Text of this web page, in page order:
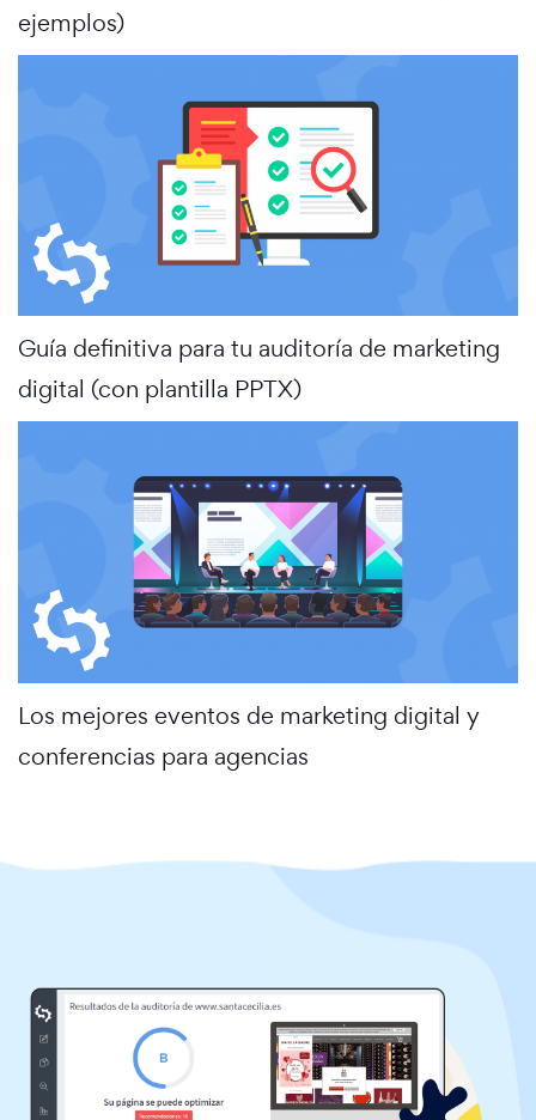
ejemplos)
Guía definitiva para tu auditoría de marketing
digital (con plantilla PPTX)
Los mejores eventos de marketing digital y
conferencias para agencias